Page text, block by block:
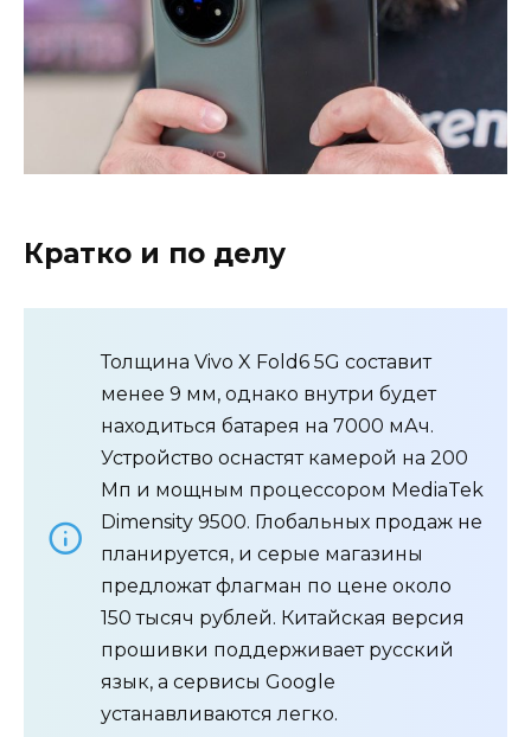
Кратко и по делу
Толщина Vivo X Fold6 5G составит
менее 9 мм, однако внутри будет
находиться батарея на 7000 мАч.
Устройство оснастят камерой на 200
Мп и мощным процессором MediaTek
Dimensity 9500. Глобальных продаж не
планируется, и серые магазины
предложат флагман по цене около
150 тысяч рублей. Китайская версия
прошивки поддерживает русский
язык, а сервисы Google
устанавливаются легко.